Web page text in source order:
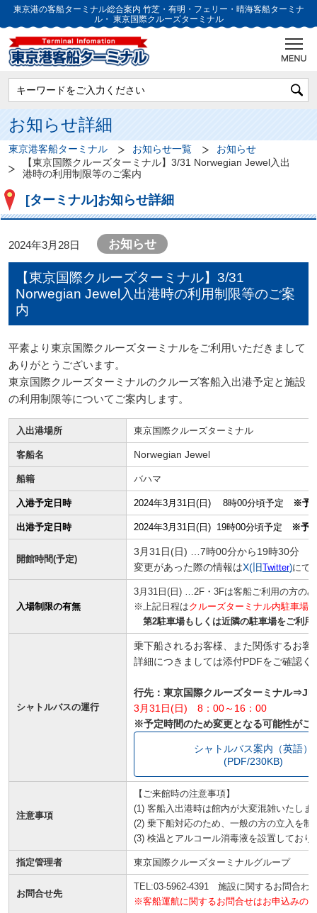
東京港の客船ターミナル総合案内 竹芝・有明・フェリー・晴海客船ターミナ
ル・ 東京国際クルーズターミナル
お知らせ詳細
東京港客船ターミナル お知らせ一覧
お知らせ
【東京国際クルーズターミナル】3/31 Norwegian Jewel入出
港時の利用制限等のご案内
[ターミナル]お知らせ詳細
2024年3月28日 お知らせ
【東京国際クルーズターミナル】3/31
Norwegian Jewel入出港時の利用制限等のご案
内
平素より東京国際クルーズターミナルをご利用いただきまして
ありがとうございます。
東京国際クルーズターミナルのクルーズ客船入出港予定と施設
の利用制限等についてご案内します。
入出港場所 東京国際クルーズターミナル
客船名 Norwegian Jewel
船籍 バハマ
入港予定日時 2024年3月31日(日) 8時00分頃予定 ※予
出港予定日時 2024年3月31日(日) 19時00分頃予定 ※予
開館時間(予定)
3月31日(日) …7時00分から19時30分
変更があった際の情報はX(旧Twitter)にて
入場制限の有無
3月31日(日) …2F・3Fは客船ご利用の方の
※上記日程はクルーズターミナル内駐車場
第2駐車場もしくは近隣の駐車場をご利用
シャトルバスの運行
乗下船されるお客様、また関係するお客
詳細につきましては添付PDFをご確認く
行先：東京国際クルーズターミナル
3月31日(日) 8：00～16：00
※予定時間のため変更となる可能性がご
シャトルバス案内（英語）
(PDF/230KB)
注意事項
【ご来館時の注意事項】
(1) 客船入出港時は館内が大変混雑いたしま
(2) 乗下船対応のため、一般の方の立入を
(3) 検温とアルコール消毒液を設置してお
指定管理者 東京国際クルーズターミナルグループ
お問合せ先
TEL:03-5962-4391 施設に関するお問合わ
※客船運航に関するお問合せはお申込みの